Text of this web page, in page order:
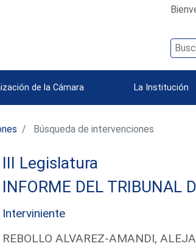
de la Cámara La Institución
Búsqueda de intervenciones
III Legislatura
INFORME DEL TRIBUNAL
Interviniente
REBOLLO ALVAREZ-AMANDI,